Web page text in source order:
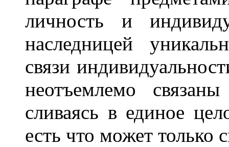
личность и
наследницей
связи
неотъемлемо
сливаясь в единое
есть что может только